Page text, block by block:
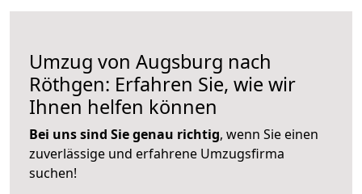
Umzug von Augsburg nach
Röthgen: Erfahren Sie, wie wir
Ihnen helfen können
Bei uns sind Sie genau richtig, wenn Sie einen
zuverlässige und erfahrene Umzugsfirma
suchen!